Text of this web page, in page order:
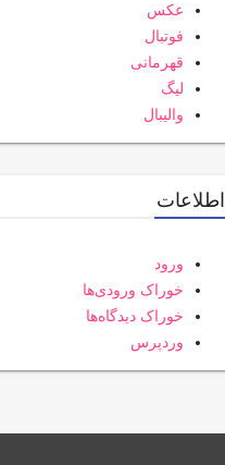
عکس
فوتبال
قهرمانی
لیگ
والیبال
اطلاعات
ورود
خوراک ورودی‌ها
خوراک دیدگاه‌ها
وردپرس